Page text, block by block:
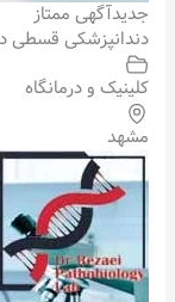
جدیدآگهی ممتاز
دندانپزشکی قسطی
کلینیک و درمانگاه
مشهد